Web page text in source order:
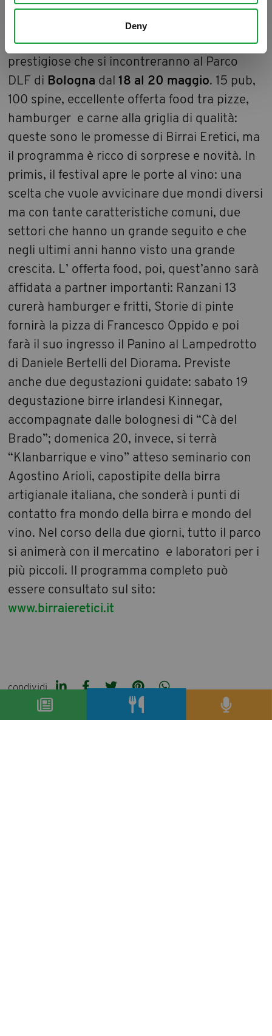
Deny
della famosa bevanda al luppolo. Un’
edizione che vede questo evento crescere e
avvalersi di collaborazioni sempre più
prestigiose che si incontreranno al Parco
DLF di Bologna dal18 al 20 maggio. 15 pub,
100 spine, eccellente offerta food tra pizze,
hamburger e carne alla griglia di qualità:
queste sono le promesse di Birrai Eretici, ma
il programma è ricco di sorprese e novità. In
primis, il festival apre le porte al vino: una
scelta che vuole avvicinare due mondi diversi
ma con tante caratteristiche comuni, due
settori che hanno un grande seguito e che
negli ultimi anni hanno visto una grande
crescita. L’ offerta food, poi, quest’anno sarà
affidata a partner importanti: Ranzani 13
curerà hamburger e fritti, Storie di pinte
fornirà la pizza di Francesco Oppido e poi
farà il suo ingresso il Panino al Lampedrotto
di Daniele Bertelli del Diorama. Previste
anche due degustazioni guidate: sabato 19
degustazione birre irlandesi Kinnegar,
accompagnate dalle bolognesi di “Cà del
Brado”; domenica 20, invece, si terrà
“Klanbarrique e vino” atteso seminario con
Agostino Arioli, capostipite della birra
artigianale italiana, che sonderà i punti di
contatto fra mondo della birra e mondo del
vino. Nel corso della due giorni, tutto il parco
si animerà con il mercatino e laboratori per i
più piccoli. Il programma completo può
essere consultato sul sito:
www.birraieretici.it
condividi